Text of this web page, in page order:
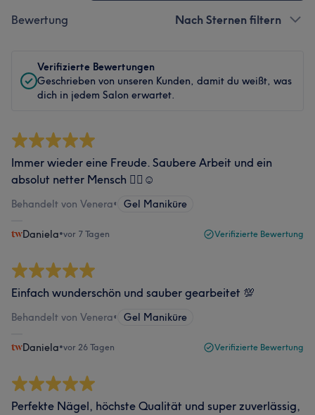
Bewertung Nach Sternen filtern
Verifizierte Bewertungen
Geschrieben von unseren Kunden, damit du weißt, was
dich in jedem Salon erwartet.
Immer wieder eine Freude. Saubere Arbeit und ein
absolut netter Mensch 👍🏻☺️
Behandelt von Venera• Gel Maniküre
Daniela•vor 7 Tagen Verifizierte Bewertung
Einfach wunderschön und sauber gearbeitet 💯
Behandelt von Venera• Gel Maniküre
Daniela•vor 26 Tagen Verifizierte Bewertung
Perfekte Nägel, höchste Qualität und super zuverlässig,